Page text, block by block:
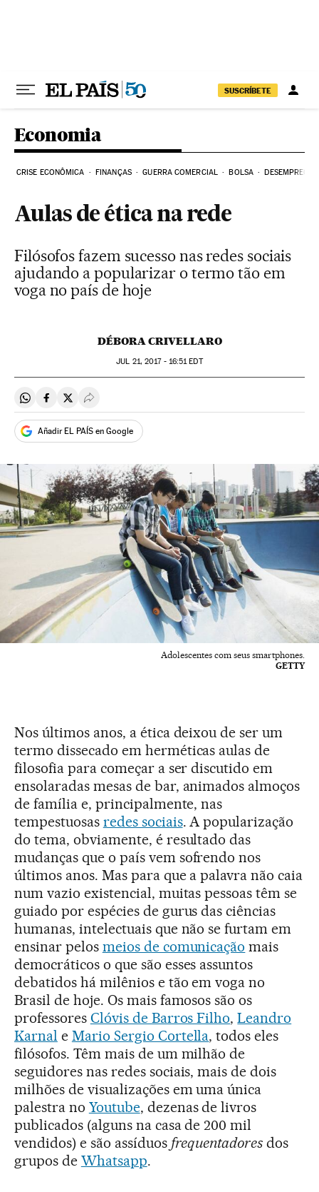
SUSCRÍBETE
Economia
CRISE ECONÔMICA FINANÇAS GUERRA COMERCIAL BOLSA DESEMPREGO
Aulas de ética na rede
Filósofos fazem sucesso nas redes sociais
ajudando a popularizar o termo tão em
voga no país de hoje
DÉBORA CRIVELLARO
JUL 21, 2017 - 16:51EDT
Compartir en Whatsapp
Compartir en Facebook
Compartir en Twitter
Desplegar Redes Sociales
Añadir EL PAÍS en Google
Adolescentes com seus smartphones.
GETTY
Nos últimos anos, a ética deixou de ser um
termo dissecado em herméticas aulas de
filosofia para começar a ser discutido em
ensolaradas mesas de bar, animados almoços
de família e, principalmente, nas
tempestuosas redes sociais. A popularização
do tema, obviamente, é resultado das
mudanças que o país vem sofrendo nos
últimos anos. Mas para que a palavra não caia
num vazio existencial, muitas pessoas têm se
guiado por espécies de gurus das ciências
humanas, intelectuais que não se furtam em
ensinar pelos meios de comunicação mais
democráticos o que são esses assuntos
debatidos há milênios e tão em voga no
Brasil de hoje. Os mais famosos são os
professores Clóvis de Barros Filho,Leandro
Karnal e Mario Sergio Cortella, todos eles
filósofos. Têm mais de um milhão de
seguidores nas redes sociais, mais de dois
milhões de visualizações em uma única
palestra no Youtube, dezenas de livros
publicados (alguns na casa de 200 mil
vendidos) e são assíduos frequentadores dos
grupos de Whatsapp.